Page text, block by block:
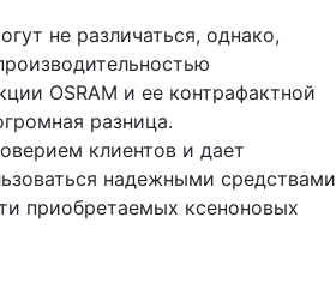
не различаться, однако,
OSRAM и ее контрафактной
разница.
клиентов и дает
надежными средствами
приобретаемых ксеноновых